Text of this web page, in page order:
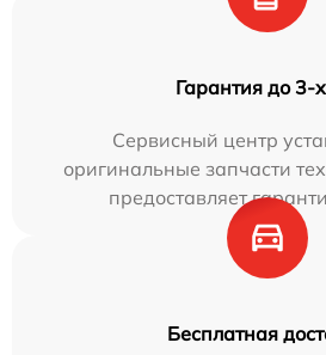
Гарантия до 3-
Сервисный центр
оригинальные запчасти
предоставляет
Бесплатная